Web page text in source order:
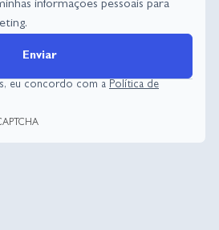
informações pessoais para
Enviar
eu concordo com a Política de